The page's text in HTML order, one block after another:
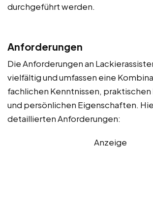
durchgeführt werden.
Anforderungen
Die Anforderungen an
vielfältig und umfassen eine
fachlichen Kenntnissen,
und persönlichen Eigenschaften.
detaillierten Anforderungen:
Anzeige